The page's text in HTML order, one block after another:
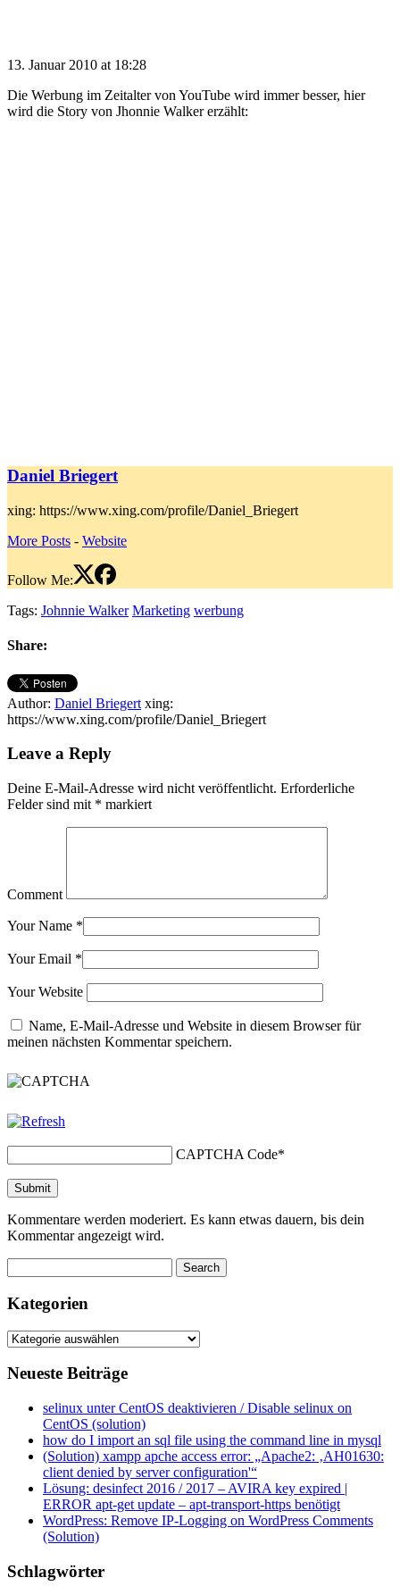
13. Januar 2010 at 18:28
Die Werbung im Zeitalter von YouTube wird immer besser, hier
wird die Story von Jhonnie Walker erzählt:
Daniel Briegert
xing: https://www.xing.com/profile/Daniel_Briegert
More Posts - Website
Follow Me:
Tags: Johnnie Walker Marketing werbung
Share:
Author: Daniel Briegert xing:
https://www.xing.com/profile/Daniel_Briegert
Leave a Reply
Deine E-Mail-Adresse wird nicht veröffentlicht. Erforderliche
Felder sind mit * markiert
Comment
Your Name *
Your Email *
Your Website
Name, E-Mail-Adresse und Website in diesem Browser für
meinen nächsten Kommentar speichern.
CAPTCHA Code*
Kommentare werden moderiert. Es kann etwas dauern, bis dein
Kommentar angezeigt wird.
Kategorien
Kategorien
Neueste Beiträge
selinux unter CentOS deaktivieren / Disable selinux on
CentOS (solution)
how do I import an sql file using the command line in mysql
(Solution) xampp apche access error: „Apache2: ‚AH01630:
client denied by server configuration'“
Lösung: desinfect 2016 / 2017 – AVIRA key expired |
ERROR apt-get update – apt-transport-https benötigt
WordPress: Remove IP-Logging on WordPress Comments
(Solution)
Schlagwörter